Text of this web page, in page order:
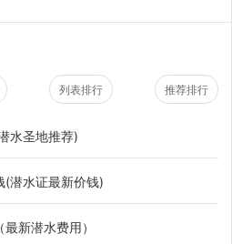
列表排行 推荐排行
水圣地推荐)
(潜水证最新价钱)
新潜水费用）